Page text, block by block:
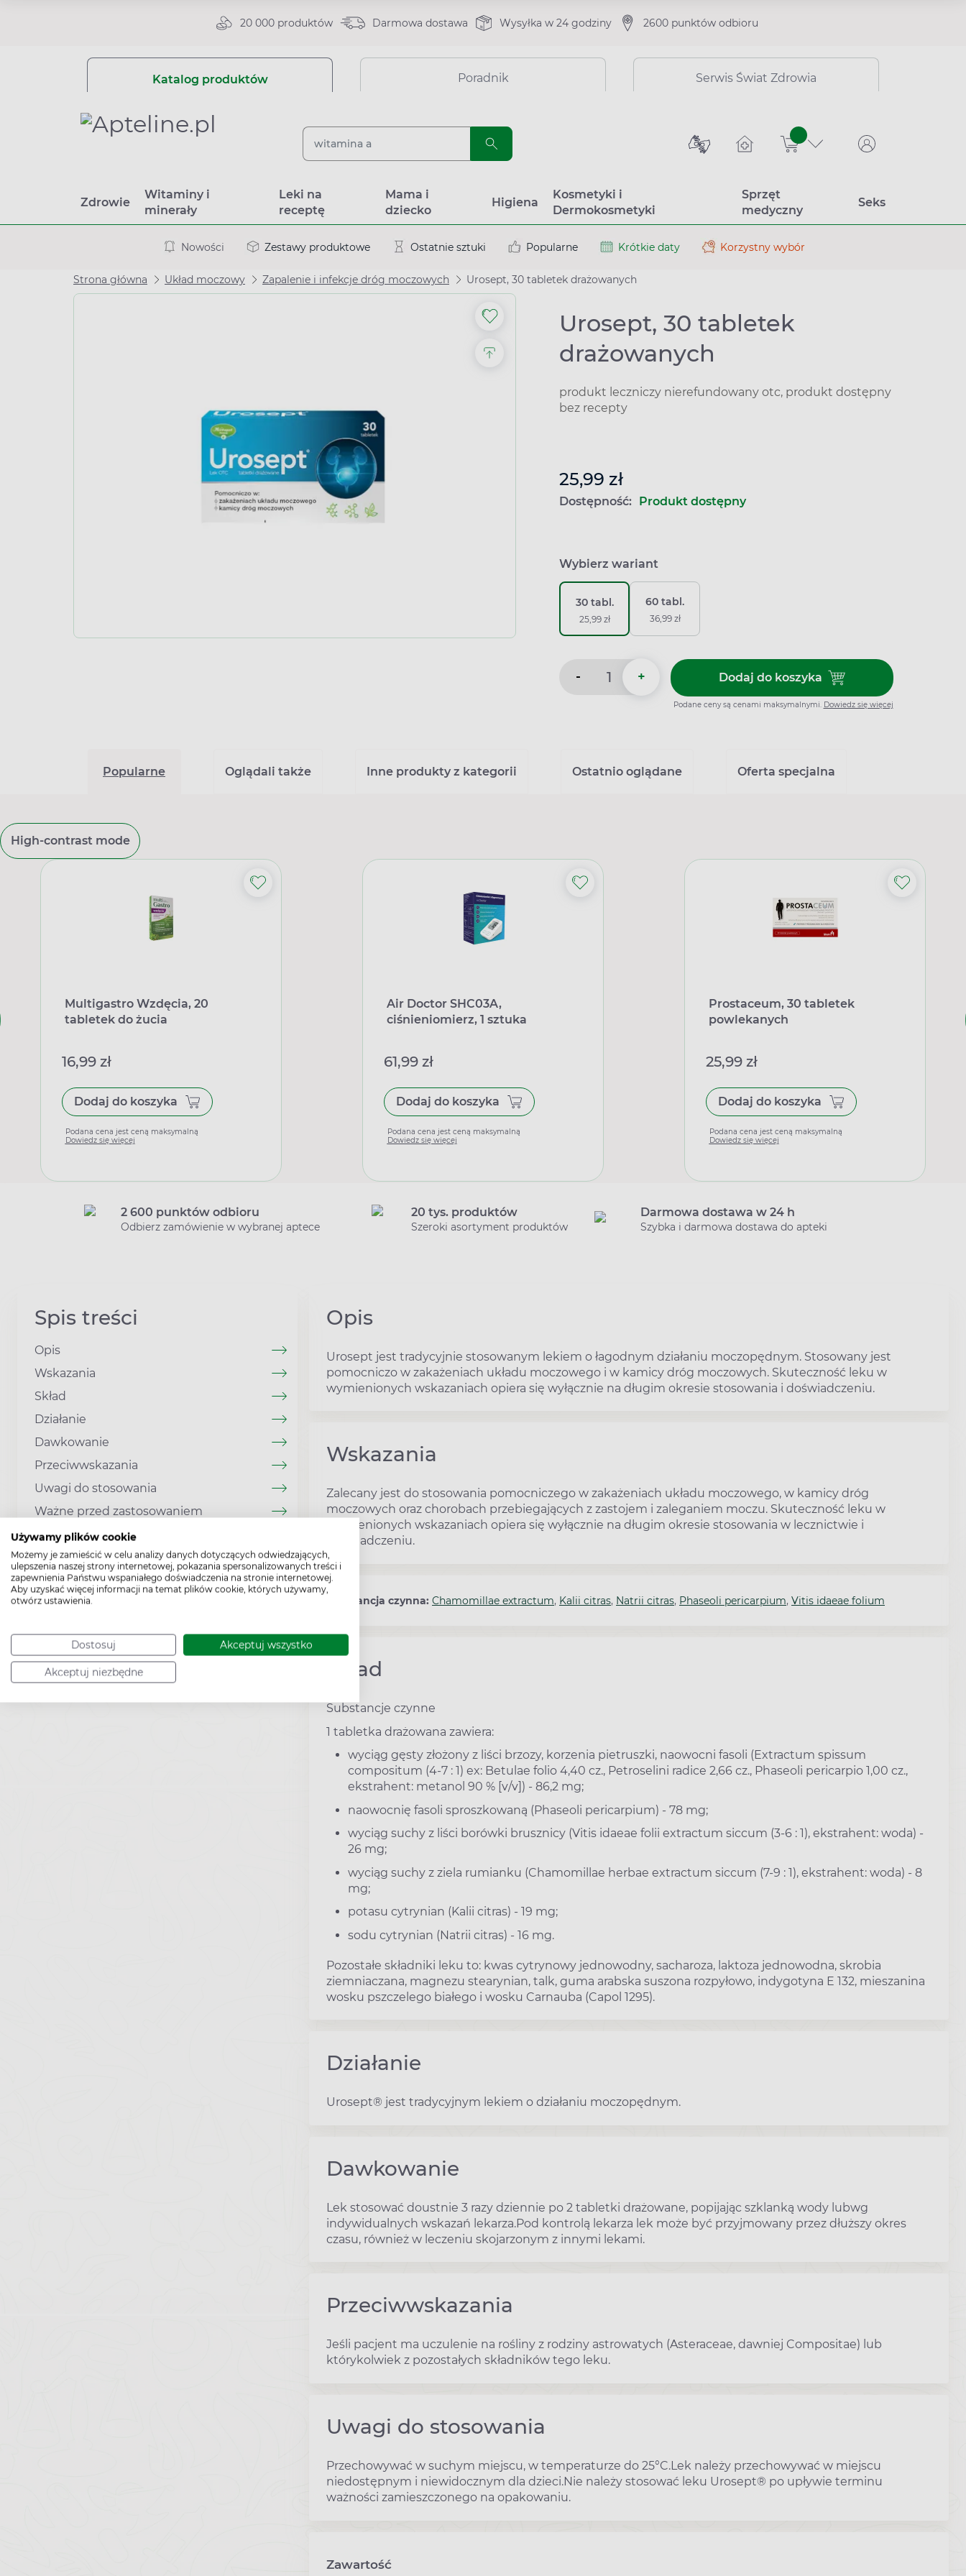
Używamy plików cookie
Możemy je zamieścić w celu analizy danych dotyczących odwiedzających,
ulepszenia naszej strony internetowej, pokazania spersonalizowanych treści i
zapewnienia Państwu wspaniałego doświadczenia na stronie internetowej.
Aby uzyskać więcej informacji na temat plików cookie, których używamy,
otwórz ustawienia.
Dostosuj Akceptuj wszystko
Akceptuj niezbędne
20 000 produktów Darmowa dostawa Wysyłka w 24 godziny 2600 punktów odbioru
Katalog produktów Poradnik Serwis Świat Zdrowia
sztuk
Zdrowie
Witaminy i
minerały
Leki na
receptę
Mama i
dziecko
Higiena
Kosmetyki i
Dermokosmetyki
Sprzęt
medyczny
Seks
Nowości Zestawy produktowe Ostatnie sztuki Popularne Krótkie daty Korzystny wybór
Strona główna Układ moczowy Zapalenie i infekcje dróg moczowych Urosept, 30 tabletek drażowanych
Urosept, 30 tabletek
drażowanych
produkt leczniczy nierefundowany otc, produkt dostępny
bez recepty
25,99 zł
Dostępność: Produkt dostępny
Wybierz wariant
30 tabl.
25,99 zł
60 tabl.
36,99 zł
- + Dodaj do koszykaDodaj do koszyka Urosept, 30
Podane ceny są cenami maksymalnymi. Dowiedz się więcej
Popularne Oglądali także Inne produkty z kategorii Ostatnio oglądane Oferta specjalna
High-contrast mode
Multigastro Wzdęcia, 20
tabletek do żucia
16,99 zł
Dodaj do koszyka
Podana cena jest ceną maksymalną
Dowiedz się więcej
Air Doctor SHC03A,
ciśnieniomierz, 1 sztuka
61,99 zł
Dodaj do koszyka
Podana cena jest ceną maksymalną
Dowiedz się więcej
Prostaceum, 30 tabletek
powlekanych
25,99 zł
Dodaj do koszyka
Podana cena jest ceną maksymalną
Dowiedz się więcej
2 600 punktów odbioru
Odbierz zamówienie w wybranej aptece
20 tys. produktów
Szeroki asortyment produktów
Darmowa dostawa w 24 h
Szybka i darmowa dostawa do apteki
Spis treści
Opis
Wskazania
Skład
Działanie
Dawkowanie
Przeciwwskazania
Uwagi do stosowania
Ważne przed zastosowaniem
Opis
Urosept jest tradycyjnie stosowanym lekiem o łagodnym działaniu moczopędnym. Stosowany jest
pomocniczo w zakażeniach układu moczowego i w kamicy dróg moczowych. Skuteczność leku w
wymienionych wskazaniach opiera się wyłącznie na długim okresie stosowania i doświadczeniu.
Wskazania
Zalecany jest do stosowania pomocniczego w zakażeniach układu moczowego, w kamicy dróg
moczowych oraz chorobach przebiegających z zastojem i zaleganiem moczu. Skuteczność leku w
wymienionych wskazaniach opiera się wyłącznie na długim okresie stosowania w lecznictwie i
doświadczeniu.
Substancja czynna: Chamomillae extractum, Kalii citras, Natrii citras, Phaseoli pericarpium, Vitis idaeae folium
Skład
Substancje czynne
1 tabletka drażowana zawiera:
wyciąg gęsty złożony z liści brzozy, korzenia pietruszki, naowocni fasoli (Extractum spissum
compositum (4-7 : 1) ex: Betulae folio 4,40 cz., Petroselini radice 2,66 cz., Phaseoli pericarpio 1,00 cz.,
ekstrahent: metanol 90 % [v/v]) - 86,2 mg;
naowocnię fasoli sproszkowaną (Phaseoli pericarpium) - 78 mg;
wyciąg suchy z liści borówki brusznicy (Vitis idaeae folii extractum siccum (3-6 : 1), ekstrahent: woda) -
26 mg;
wyciąg suchy z ziela rumianku (Chamomillae herbae extractum siccum (7-9 : 1), ekstrahent: woda) - 8
mg;
potasu cytrynian (Kalii citras) - 19 mg;
sodu cytrynian (Natrii citras) - 16 mg.
Pozostałe składniki leku to: kwas cytrynowy jednowodny, sacharoza, laktoza jednowodna, skrobia
ziemniaczana, magnezu stearynian, talk, guma arabska suszona rozpyłowo, indygotyna E 132, mieszanina
wosku pszczelego białego i wosku Carnauba (Capol 1295).
Działanie
Urosept® jest tradycyjnym lekiem o działaniu moczopędnym.
Dawkowanie
Lek stosować doustnie 3 razy dziennie po 2 tabletki drażowane, popijając szklanką wody lubwg
indywidualnych wskazań lekarza.Pod kontrolą lekarza lek może być przyjmowany przez dłuższy okres
czasu, również w leczeniu skojarzonym z innymi lekami.
Przeciwwskazania
Jeśli pacjent ma uczulenie na rośliny z rodziny astrowatych (Asteraceae, dawniej Compositae) lub
którykolwiek z pozostałych składników tego leku.
Uwagi do stosowania
Przechowywać w suchym miejscu, w temperaturze do 25°C.Lek należy przechowywać w miejscu
niedostępnym i niewidocznym dla dzieci.Nie należy stosować leku Urosept® po upływie terminu
ważności zamieszczonego na opakowaniu.
Zawartość